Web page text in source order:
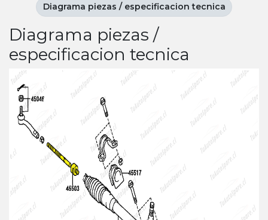
Diagrama piezas /
especificacion tecnica
Diagrama piezas / especificacion tecnica